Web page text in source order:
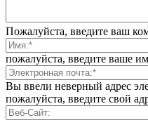
Пожалуйста, введите ваш
пожалуйста, введите ваше
Вы ввели неверный адрес
пожалуйста, введите свой